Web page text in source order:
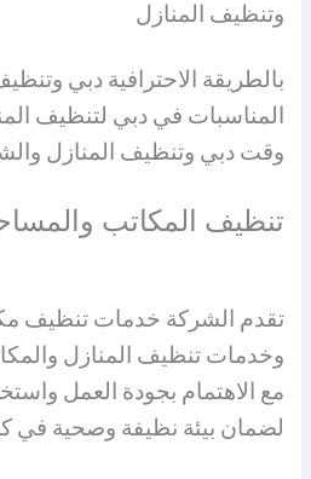
وتنظيف المنازل
بالطريقة الاحترافية دبي
المناسبات في دبي لتنظيف
وقت دبي وتنظيف المنازل
تنظيف المكاتب
وخدمات تنظيف المنازل
مع الاهتمام بجودة العمل
لضمان بيئة نظيفة وصحية في